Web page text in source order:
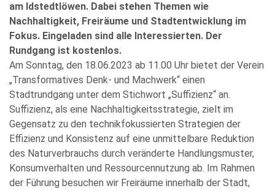
am Idstedtlöwen. Dabei stehen Themen wie
Nachhaltigkeit, Freiräume und Stadtentwicklung im
Fokus. Eingeladen sind alle Interessierten. Der
Rundgang ist kostenlos.
Am Sonntag, den 18.06.2023 ab 11.00 Uhr bietet der Verein
„Transformatives Denk- und Machwerk“ einen
Stadtrundgang unter dem Stichwort „Suffizienz“ an.
Suffizienz, als eine Nachhaltigkeitsstrategie, zielt im
Gegensatz zu den technikfokussierten Strategien der
Effizienz und Konsistenz auf eine unmittelbare Reduktion
des Naturverbrauchs durch veränderte Handlungsmuster,
Konsumverhalten und Ressourcennutzung ab. Im Rahmen
der Führung besuchen wir Freiräume innerhalb der Stadt,